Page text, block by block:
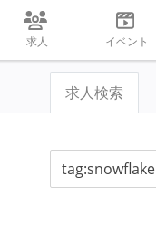
求人 イベント
求人検索